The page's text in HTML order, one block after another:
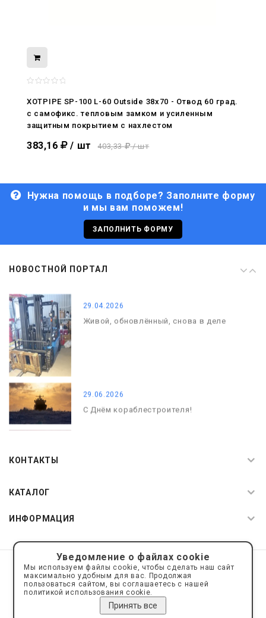
XOTPIPE SP-100 L-60 Outside 38x70 - Отвод 60 град.
c самофикс. тепловым замком и усиленным
защитным покрытием с нахлестом
383,16 / шт 403,33 / шт
Нужна помощь в подборе? Заполните форму
и мы вам поможем!
ЗАПОЛНИТЬ ФОРМУ
НОВОСТНОЙ ПОРТАЛ
нами
29.06.2026
С Днём кораблестроителя!
С Днём Победы. Память, которая с
29.04.2026
Живой, обновлённый, снова в деле
29.06.2026
С Днём кораблестроителя!
КОНТАКТЫ
КАТАЛОГ
ИНФОРМАЦИЯ
© 2019—2026 Интернет пространство АкваРос
sale@a-ros.ru
Политика конфиденциальности
Политика обработки персональных данных
Уведомление о файлах cookie
Мы используем файлы cookie, чтобы сделать наш сайт
максимально удобным для вас. Продолжая
пользоваться сайтом, вы соглашаетесь с нашей
политикой использования cookie.
Принять все